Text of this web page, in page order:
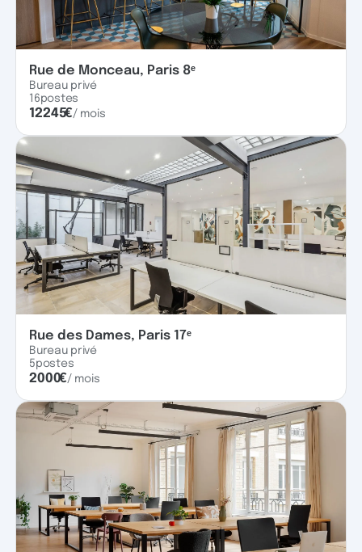
Rue de Monceau, Paris 8ᵉ
Bureau privé
16postes
12245€/ mois
Rue des Dames, Paris 17ᵉ
Bureau privé
5postes
2000€/ mois